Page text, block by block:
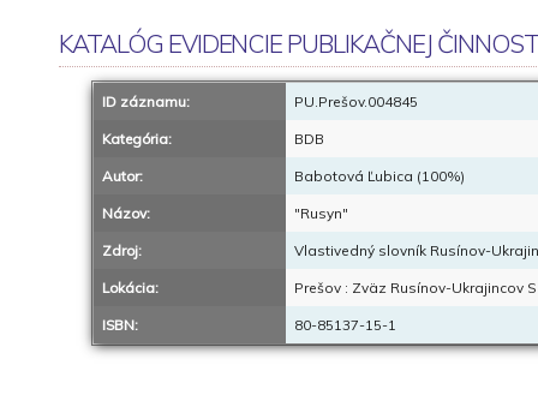
KATALÓG EVIDENCIE PUBLIKAČNEJ
ID záznamu: PU.Prešov.004845
Kategória: BDB
Autor: Babotová Ľubica (100%)
Názov: "Rusyn"
Zdroj: Vlastivedný slovník Rusínov-
Lokácia: Prešov : Zväz Rusínov-Ukrajincov
ISBN: 80-85137-15-1